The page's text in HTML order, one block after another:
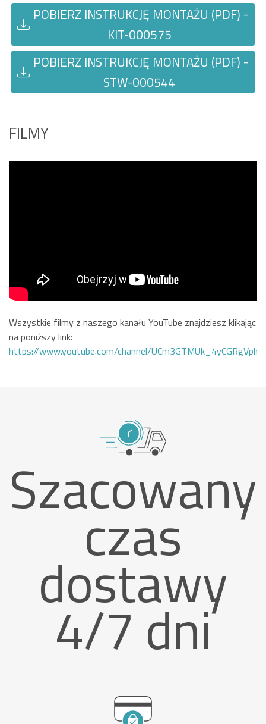
POBIERZ INSTRUKCJĘ MONTAŻU (PDF) -
KIT-000575
POBIERZ INSTRUKCJĘ MONTAŻU (PDF) -
STW-000544
FILMY
Wszystkie filmy z naszego kanału YouTube znajdziesz klikając
na poniższy link:
https://www.youtube.com/channel/
Szacowany
czas
dostawy
4/7 dni